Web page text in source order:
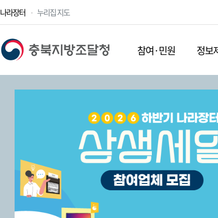
나라장터 누리집 지도
참여·민원 정보